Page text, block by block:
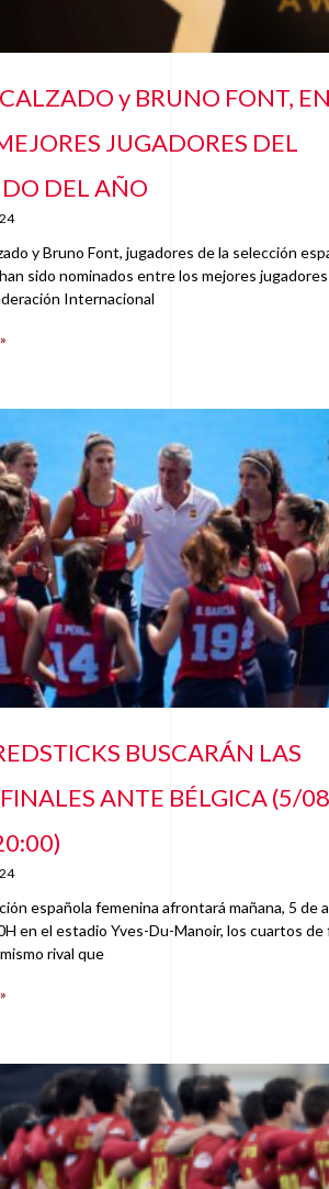
y BRUNO FONT,
JUGADORES DEL
DEL AÑO
y Bruno Font, jugadores de la selección
sido nominados entre los mejores
Internacional
BUSCARÁN LAS
ANTE BÉLGICA (5/
española femenina afrontará mañana, 5 de
en el estadio Yves-Du-Manoir, los cuartos de
rival que